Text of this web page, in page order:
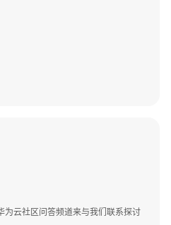
为云社区问答频道来与我们联系探讨